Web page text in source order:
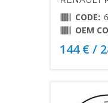
CODE:
OEM
144 € /